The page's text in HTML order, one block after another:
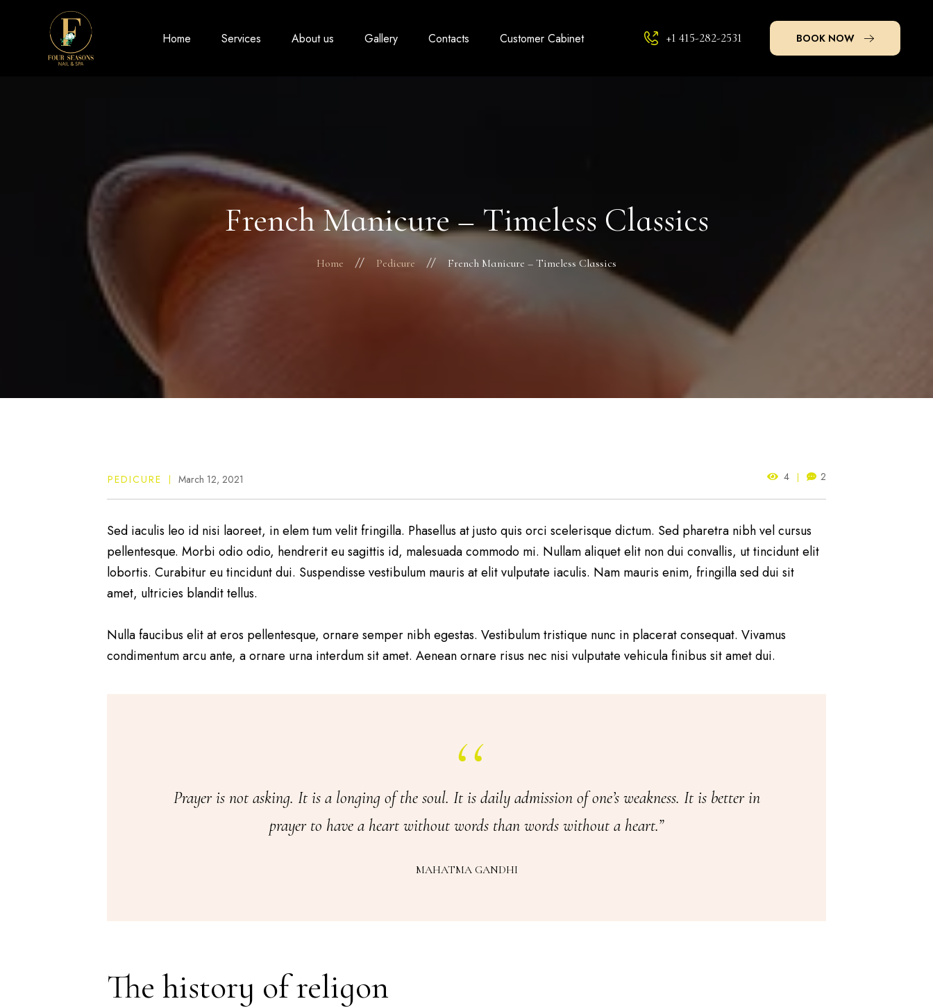
Home Services About us Gallery Contacts Customer Cabinet +1 415-282-2531 BOOK NOW
French Manicure – Timeless Classics
Home Pedicure French Manicure – Timeless Classics
PEDICURE March 12, 2021 4 2
Sed iaculis leo id nisi laoreet, in elem tum velit fringilla. Phasellus at justo quis orci scelerisque dictum. Sed pharetra nibh vel cursus
pellentesque. Morbi odio odio, hendrerit eu sagittis id, malesuada commodo mi. Nullam aliquet elit non dui convallis, ut tincidunt elit
lobortis. Curabitur eu tincidunt dui. Suspendisse vestibulum mauris at elit vulputate iaculis. Nam mauris enim, fringilla sed dui sit
amet, ultricies blandit tellus.
Nulla faucibus elit at eros pellentesque, ornare semper nibh egestas. Vestibulum tristique nunc in placerat consequat. Vivamus
condimentum arcu ante, a ornare urna interdum sit amet. Aenean ornare risus nec nisi vulputate vehicula finibus sit amet dui.
Prayer is not asking. It is a longing of the soul. It is daily admission of one’s weakness. It is better in
prayer to have a heart without words than words without a heart.”
MAHATMA GANDHI
The history of religon